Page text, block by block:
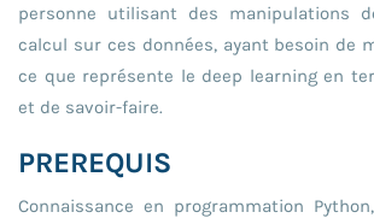
personne utilisant des manipulations
calcul sur ces données, ayant besoin de
ce que représente le deep learning en
et de savoir-faire.
PREREQUIS
Connaissance en programmation